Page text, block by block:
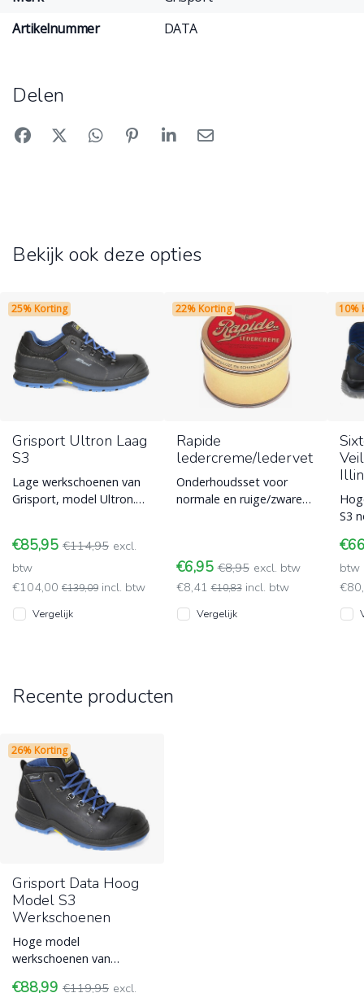
Artikelnummer
DATA
Delen
Bekijk ook deze opties
25% Korting
Grisport Ultron Laag
S3
Lage werkschoenen van
Grisport, model Ultron.
teenbescherming en Vib
€85,95 €114,95 excl.
btw
€104,00 €139,09 incl. btw
Vergelijk
22% Korting
Rapide
ledercreme/ledervet
Onderhoudsset voor
normale en ruige/zware
€6,95€8,95 excl. btw
€8,41€10,83incl. btw
Vergelijk
10%
S3
btw
Recente producten
26% Korting
Grisport Data Hoog
Model S3
Werkschoenen
Hoge model
werkschoenen van
€88,99 €119,95 excl.